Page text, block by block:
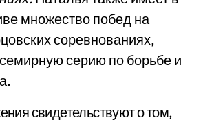
множество побед на
соревнованиях,
серию по борьбе и
свидетельствуют о том,